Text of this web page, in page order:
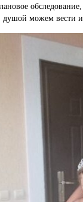
можем вести